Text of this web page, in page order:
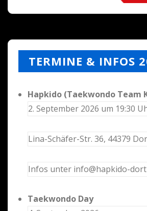
TERMINE & INFOS
Hapkido (Taekwondo Team
2. September 2026 um 19:30
Lina-Schäfer-Str. 36, 44379
Infos unter info@hapkido-
Taekwondo Day